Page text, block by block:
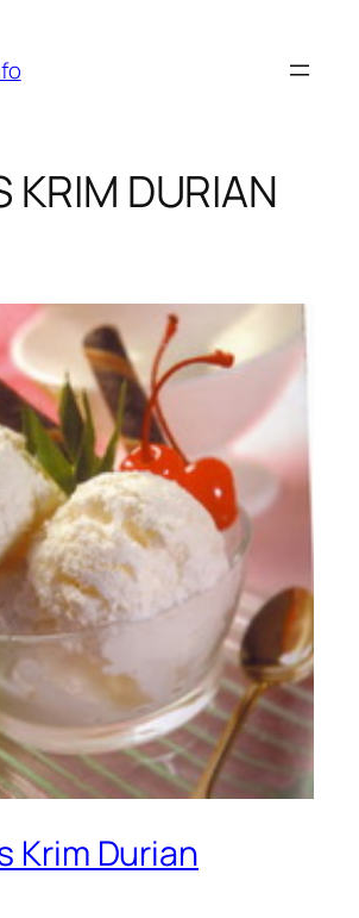
KRIM DURIAN
Krim Durian